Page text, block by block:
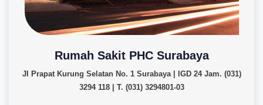
Rumah Sakit PHC Surabaya
Jl Prapat Kurung Selatan No. 1 Surabaya | IGD 24 Jam. (031)
3294 118 | T. (031) 3294801-03